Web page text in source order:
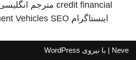
credit financial مترجم
اینستاگرام
Vehicles SEO
Neve | با نیروی WordPress